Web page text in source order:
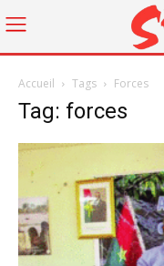
Accueil Tags Forces
Tag: forces